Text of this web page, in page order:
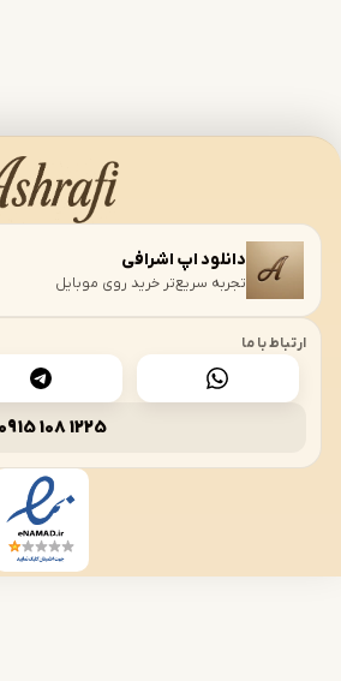
دانلود اپ اشرافی
تجربه سریع‌تر خرید روی موبایل
با ما
0915 108 1225
در خدمت شما